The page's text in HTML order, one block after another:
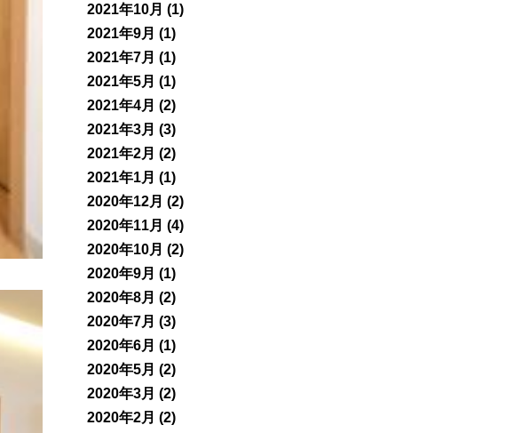
2021年10月 (1)
2021年9月 (1)
2021年7月 (1)
2021年5月 (1)
2021年4月 (2)
2021年3月 (3)
2021年2月 (2)
2021年1月 (1)
2020年12月 (2)
2020年11月 (4)
2020年10月 (2)
2020年9月 (1)
2020年8月 (2)
2020年7月 (3)
2020年6月 (1)
2020年5月 (2)
2020年3月 (2)
2020年2月 (2)